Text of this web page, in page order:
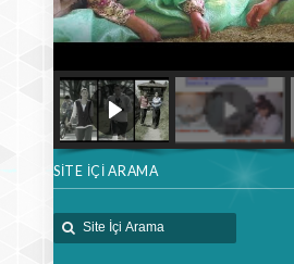
MORE
SİTE İÇİ ARAMA